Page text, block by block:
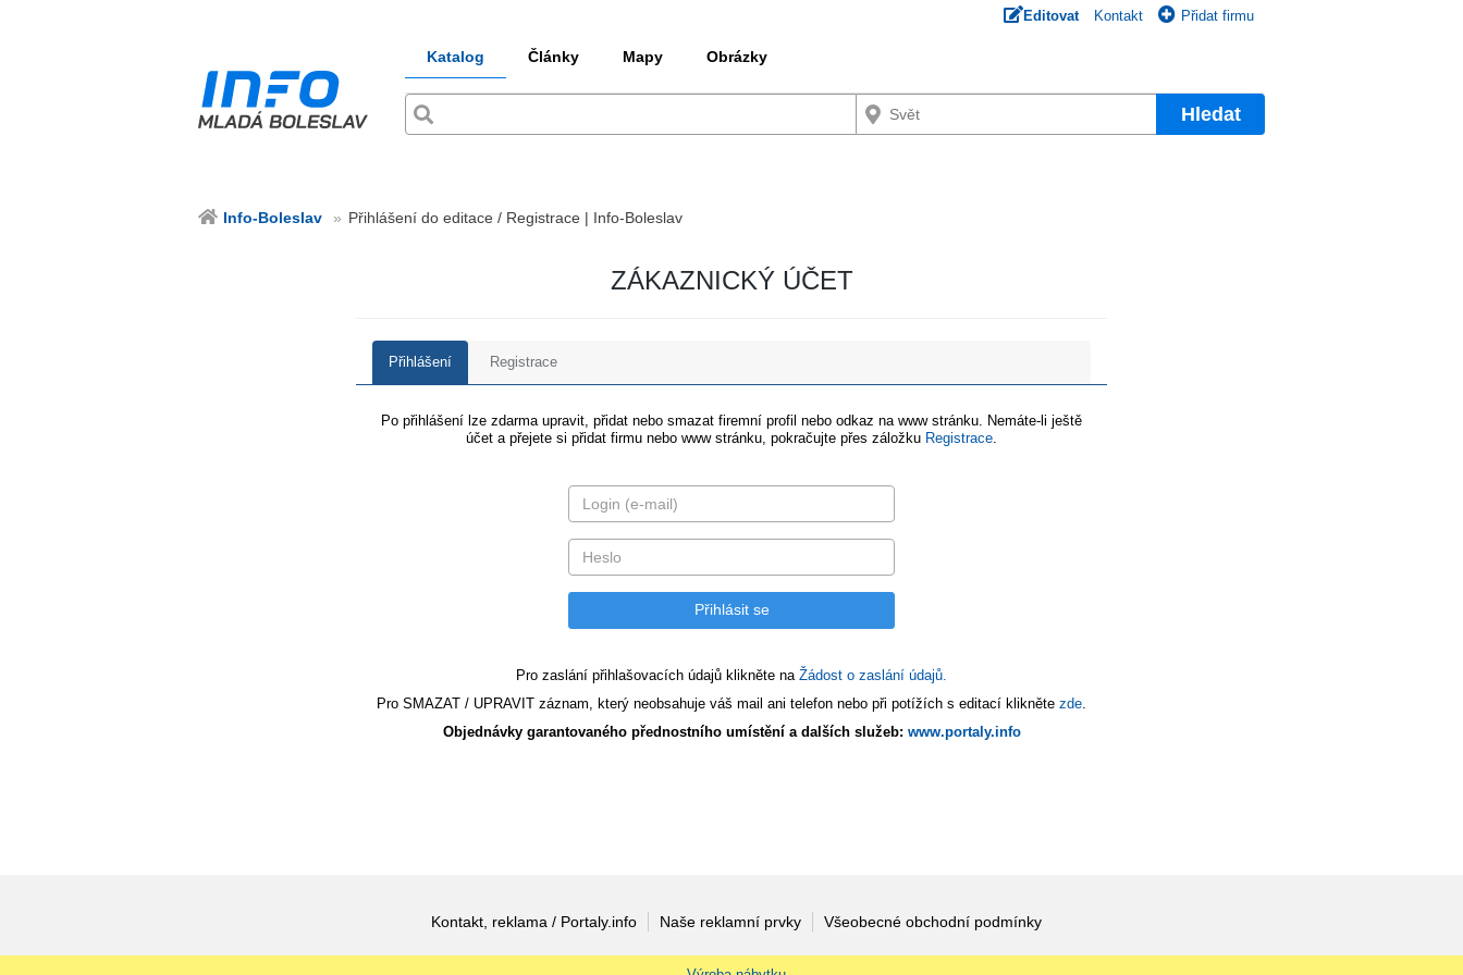
Editovat Kontakt Přidat firmu
Katalog Články Mapy Obrázky
Hledat
Info-Boleslav Přihlášení do editace / Registrace | Info-Boleslav
ZÁKAZNICKÝ ÚČET
Přihlášení Registrace
Po přihlášení lze zdarma upravit, přidat nebo smazat firemní profil nebo odkaz na www stránku. Nemáte-li ještě
účet a přejete si přidat firmu nebo www stránku, pokračujte přes záložku Registrace
Pro zaslání přihlašovacích údajů klikněte na Žádost o zaslání údajů.
Pro SMAZAT / UPRAVIT záznam, který neobsahuje váš mail ani telefon nebo při potížích s editací klikněte zde
Objednávky garantovaného přednostního umístění a dalších služeb: www.portaly.info
Kontakt, reklama / Portaly.info Naše reklamní prvky Všeobecné obchodní podmínky